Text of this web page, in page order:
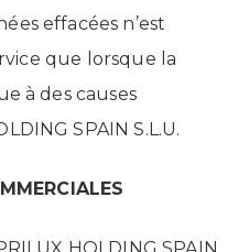
effacées n’est
que lorsque la
à des causes
SPAIN S.L.U.